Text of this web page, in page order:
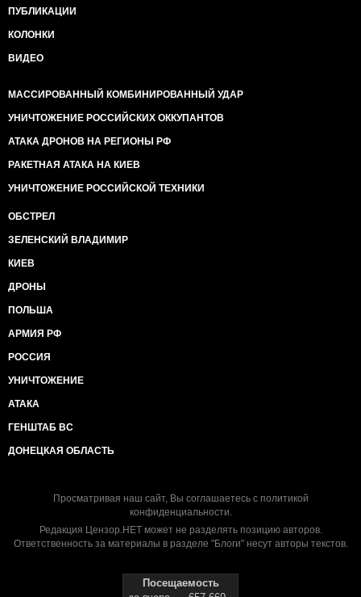
ПУБЛИКАЦИИ
КОЛОНКИ
ВИДЕО
МАССИРОВАННЫЙ КОМБИНИРОВАННЫЙ УДАР
УНИЧТОЖЕНИЕ РОССИЙСКИХ ОККУПАНТОВ
АТАКА ДРОНОВ НА РЕГИОНЫ РФ
РАКЕТНАЯ АТАКА НА КИЕВ
УНИЧТОЖЕНИЕ РОССИЙСКОЙ ТЕХНИКИ
ОБСТРЕЛ
ЗЕЛЕНСКИЙ ВЛАДИМИР
КИЕВ
ДРОНЫ
ПОЛЬША
АРМИЯ РФ
РОССИЯ
УНИЧТОЖЕНИЕ
АТАКА
ГЕНШТАБ ВС
ДОНЕЦКАЯ ОБЛАСТЬ
Просматривая наш сайт, Вы соглашаетесь с политикой
конфиденциальности.
Редакция Цензор.НЕТ может не разделять позицию авторов.
Ответственность за материалы в разделе "Блоги" несут авторы текстов.
Посещаемость